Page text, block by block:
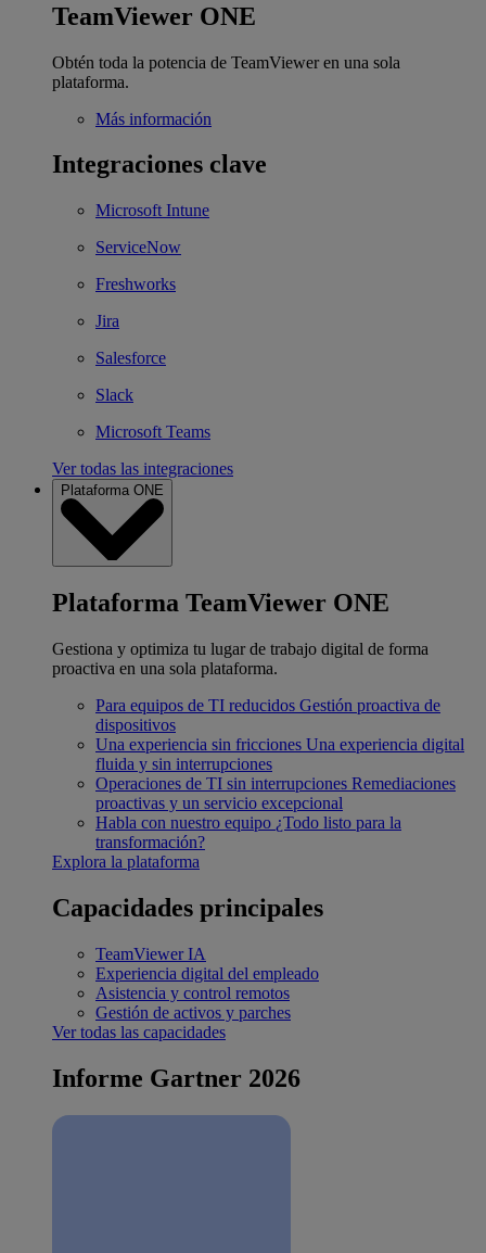
TeamViewer ONE
Obtén toda la potencia de TeamViewer en una sola
plataforma.
Más información
Integraciones clave
Microsoft Intune
ServiceNow
Freshworks
Jira
Salesforce
Slack
Microsoft Teams
Ver todas las integraciones
Plataforma ONE
Plataforma TeamViewer ONE
Gestiona y optimiza tu lugar de trabajo digital de forma
proactiva en una sola plataforma.
Para equipos de TI reducidos Gestión proactiva de
dispositivos
Una experiencia sin fricciones Una experiencia digital
fluida y sin interrupciones
Operaciones de TI sin interrupciones Remediaciones
proactivas y un servicio excepcional
Habla con nuestro equipo ¿Todo listo para la
transformación?
Explora la plataforma
Capacidades principales
TeamViewer IA
Experiencia digital del empleado
Asistencia y control remotos
Gestión de activos y parches
Ver todas las capacidades
Informe Gartner 2026